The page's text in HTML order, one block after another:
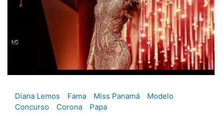
Diana Lemos Fama Miss Panamá
Modelo
Concurso
Corona Papa